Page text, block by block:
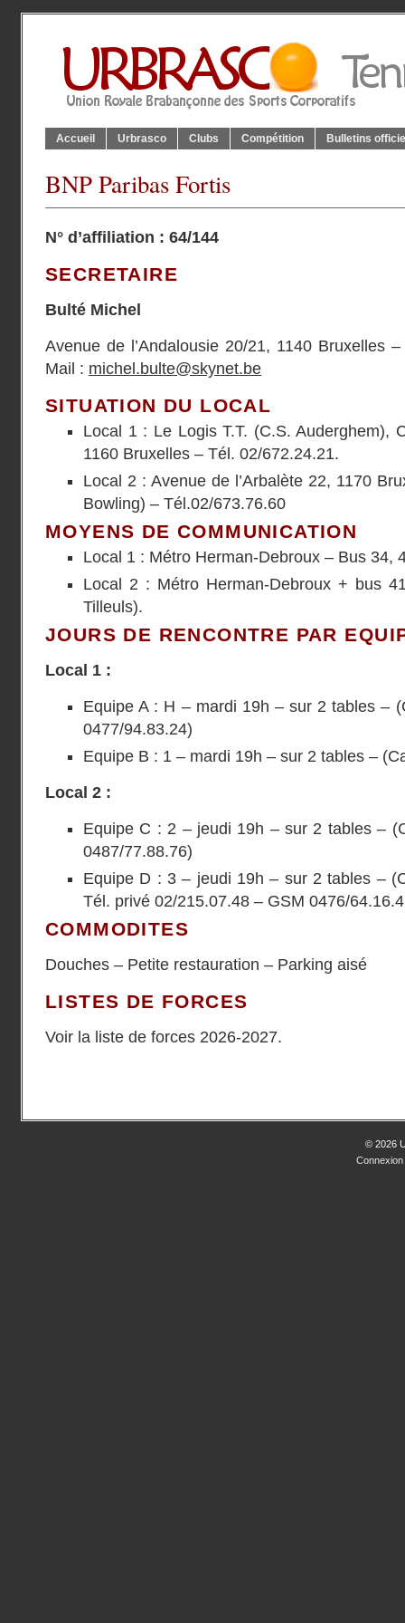
Accueil Urbrasco Clubs Compétition Bulletins
BNP Paribas Fortis
N° d’affiliation : 64/144
SECRETAIRE
Bulté Michel
Avenue de l’Andalousie 20/21, 1140 Bruxelles
Mail : michel.bulte@skynet.be
SITUATION DU LOCAL
Local 1 : Le Logis T.T. (C.S. Auderghem),
1160 Bruxelles – Tél. 02/672.24.21.
Local 2 : Avenue de l’Arbalète 22, 1170
Bowling) – Tél.02/673.76.60
MOYENS DE COMMUNICATION
Local 1 : Métro Herman-Debroux – Bus 34,
Local 2 : Métro Herman-Debroux + bus
Tilleuls).
JOURS DE RENCONTRE PAR
Local 1 :
Equipe A : H – mardi 19h – sur 2 tables –
0477/94.83.24)
Equipe B : 1 – mardi 19h – sur 2 tables –
Local 2 :
Equipe C : 2 – jeudi 19h – sur 2 tables –
0487/77.88.76)
Equipe D : 3 – jeudi 19h – sur 2 tables –
Tél. privé 02/215.07.48 – GSM 0476/
COMMODITES
Douches – Petite restauration – Parking aisé
LISTES DE FORCES
Voir la liste de forces 2026-2027.
© 2026
Connexion